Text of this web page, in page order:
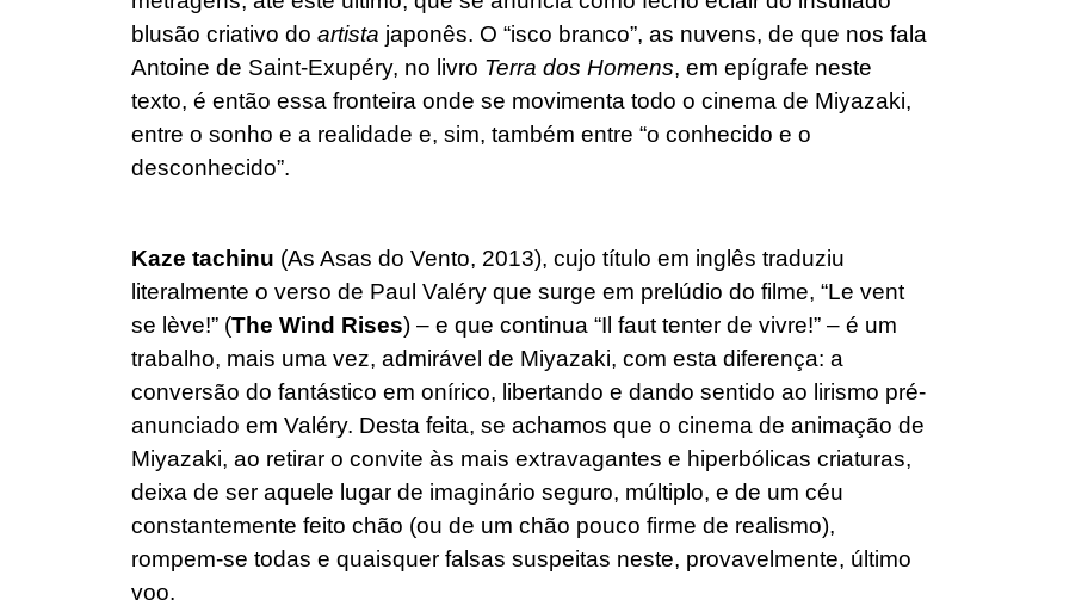
blusão criativo do artista japonês. O “isco branco”, as nuvens, de que nos fala
Antoine de Saint-Exupéry, no livro Terra dos Homens, em epígrafe neste
texto, é então essa fronteira onde se movimenta todo o cinema de Miyazaki,
entre o sonho e a realidade e, sim, também entre “o conhecido e o
desconhecido”.
Kaze tachinu (As Asas do Vento, 2013), cujo título em inglês traduziu
literalmente o verso de Paul Valéry que surge em prelúdio do filme, “Le vent
se lève!” (The Wind Rises) – e que continua “Il faut tenter de vivre!” – é um
trabalho, mais uma vez, admirável de Miyazaki, com esta diferença: a
conversão do fantástico em onírico, libertando e dando sentido ao lirismo pré-
anunciado em Valéry. Desta feita, se achamos que o cinema de animação de
Miyazaki, ao retirar o convite às mais extravagantes e hiperbólicas criaturas,
deixa de ser aquele lugar de imaginário seguro, múltiplo, e de um céu
constantemente feito chão (ou de um chão pouco firme de realismo),
rompem-se todas e quaisquer falsas suspeitas neste, provavelmente, último
voo.